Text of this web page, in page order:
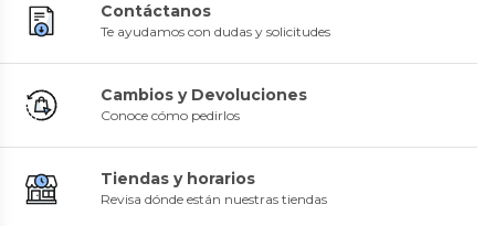
Contáctanos
Te ayudamos con dudas y solicitudes
Cambios y Devoluciones
Conoce cómo pedirlos
Tiendas y horarios
Revisa dónde están nuestras tiendas